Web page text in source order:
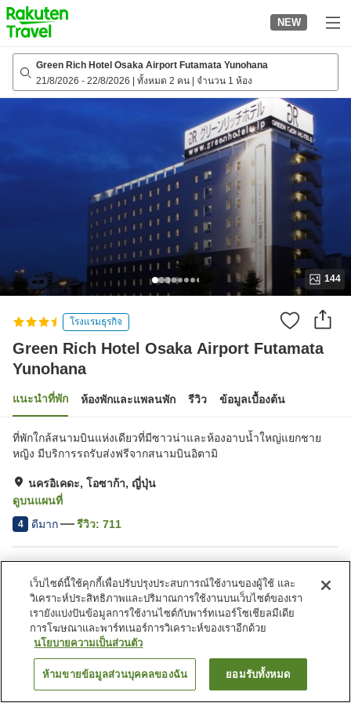
to
top
page
NEW
Green Rich Hotel Osaka Airport Futamata Yunohana
21/8/2026 - 22/8/2026 ทั้งหมด 2 คน จำนวน 1 ห้อง
144
โรงแรมธุรกิจ
Green Rich Hotel Osaka Airport Futamata
Yunohana
แนะนำที่พัก ห้องพักและแพลนพัก รีวิว ข้อมูลเบื้องต้น
ที่พักใกล้สนามบินแห่งเดียวที่มีซาวน่าและห้องอาบน้ำใหญ่แยกชาย
หญิง มีบริการรถรับส่งฟรีจากสนามบินอิตามิ
นครอิเคดะ, โอซาก้า, ญี่ปุ่น
ดูบนแผนที่
4 ดีมาก รีวิว: 711
ที่จอดรถ
ซาวน่า
สปา/บิวตี้ซาลอน
ร้านอาหาร
หน้าแรก ญี่ปุ่น โอซาก้า
Green Rich Hotel Osaka Airport Futamata Yunohana
ค้นหาห้องพัก
เว็บไซต์นี้ใช้คุกกี้เพื่อปรับปรุงประสบการณ์ใช้งานของผู้ใช้ และ
วิเคราะห์ประสิทธิภาพและปริมาณการใช้งานบนเว็บไซต์ของเรา
เรายังแบ่งปันข้อมูลการใช้งานไซต์กับพาร์ทเนอร์โซเชียลมีเดีย
การโฆษณาและพาร์ทเนอร์การวิเคราะห์ของเราอีกด้วย
นโยบายความเป็นส่วนตัว
ห้ามขายข้อมูลส่วนบุคคลของฉัน ยอมรับทั้งหมด